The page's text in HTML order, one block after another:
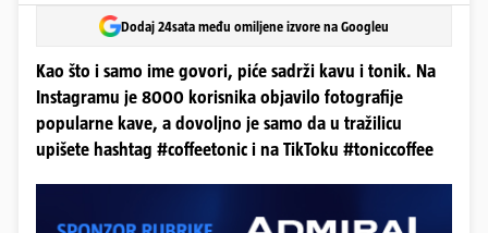
Dodaj 24sata među omiljene izvore na Googleu
Kao što i samo ime govori, piće sadrži kavu i tonik. Na
Instagramu je 8000 korisnika objavilo fotografije
popularne kave, a dovoljno je samo da u tražilicu
upišete hashtag #coffeetonic i na TikToku #toniccoffee